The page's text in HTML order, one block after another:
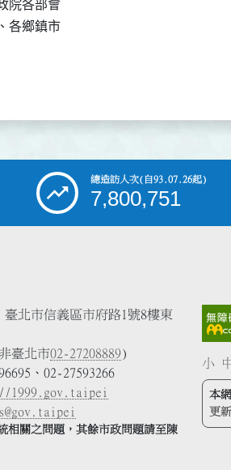
院各部會
各鄉鎮市
總造訪人次(自93.07.26起)
7,800,751
臺北市信義區市府路1號8樓東
臺北市02-27208889)
、02-27593266
1999.gov.taipei
相關之問題，其餘市政問題請至陳
小
本
更